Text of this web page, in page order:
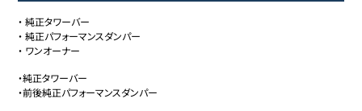
・純正タワーバー
・純正パフォーマンスダンパー
・ ワンオーナー
・純正タワーバー
・前後純正パフォーマンスダンパー